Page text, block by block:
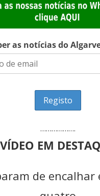
as notícias do
……………….
VÍDEO EM
de encalhar